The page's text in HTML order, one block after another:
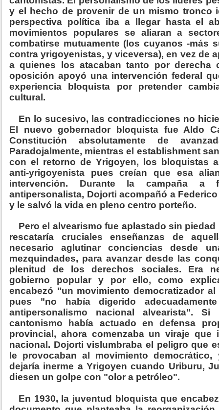
y el hecho de provenir de un mismo tronco
perspectiva política iba a llegar hasta el
movimientos populares se aliaran a
combatirse mutuamente (los cuyanos -más
contra yrigoyenistas, y viceversa), en vez de
a quienes los atacaban tanto por derecha
oposición apoyó una intervención federal
experiencia bloquista por pretender
cultural.
En lo sucesivo, las contradicciones no
El nuevo gobernador bloquista fue Aldo
Constitución absolutamente de
Paradojalmente, mientras el establishment
con el retorno de Yrigoyen, los bloquistas
anti-yrigoyenista pues creían que esa
intervención. Durante la campaña
antipersonalista, Dojorti acompañó a
y le salvó la vida en pleno centro porteño.
Pero el alvearismo fue aplastado sin
rescataría cruciales enseñanzas de
necesario aglutinar conciencias desde
mezquindades, para avanzar desde las
plenitud de los derechos sociales. Era
gobierno popular y por ello, como
encabezó "un movimiento democratizador
pues "no había digerido
antipersonalismo nacional alvearista".
cantonismo había actuado en defensa
provincial, ahora comenzaba un viraje que
nacional. Dojorti vislumbraba el peligro que
le provocaban al movimiento
dejaría inerme a Yrigoyen cuando Uriburu,
diesen un golpe con "olor a petróleo".
En 1930, la juventud bloquista que